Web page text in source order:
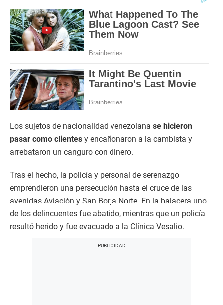
Los sujetos de nacionalidad venezolana se hicieron
pasar como clientes y encañonaron a la cambista y
arrebataron un canguro con dinero.
Tras el hecho, la policía y personal de serenazgo
emprendieron una persecución hasta el cruce de las
avenidas Aviación y San Borja Norte. En la balacera uno
de los delincuentes fue abatido, mientras que un policía
resultó herido y fue evacuado a la Clínica Vesalio.